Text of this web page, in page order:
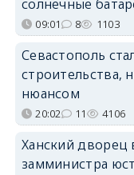
солнечные
09:01 8 1103
Севастополь
строительства,
нюансом
20:02 11 4106
Ханский дворец
замминистра